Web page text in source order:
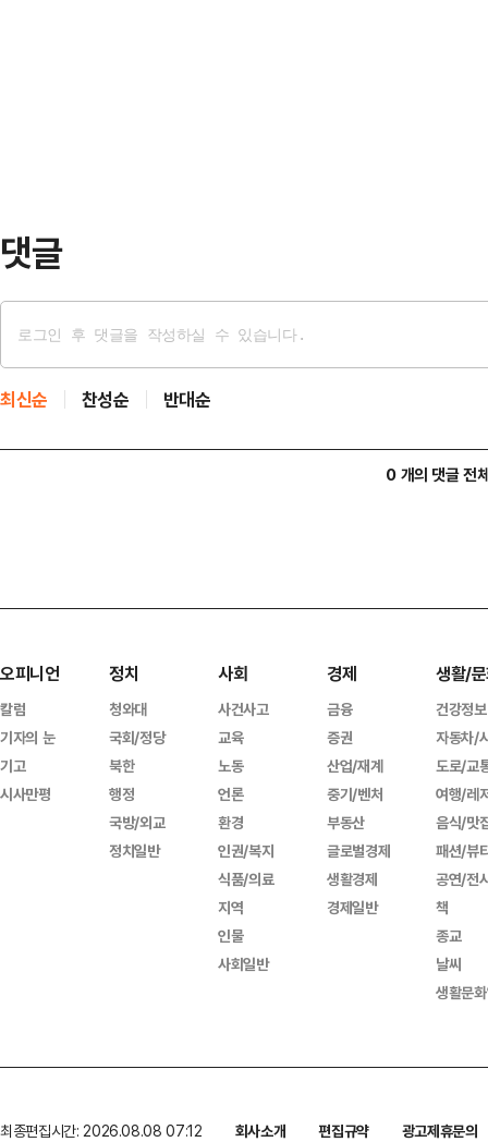
댓글
최신순 찬성순 반대순
0 개의 댓글 전
오피니언
칼럼
기자의 눈
기고
시사만평
정치
청와대
국회/정당
북한
행정
국방/외교
정치일반
사회
사건사고
교육
노동
언론
환경
인권/복지
식품/의료
지역
인물
사회일반
경제
금융
증권
산업/재계
중기/벤처
부동산
글로벌경제
생활경제
경제일반
생활/
건강정보
자동차/
도로/교
여행/레
음식/맛
패션/뷰
공연/전
책
종교
날씨
생활문
최종편집시간: 2026.08.08 07:12 회사소개 편집규약
광고제휴문의